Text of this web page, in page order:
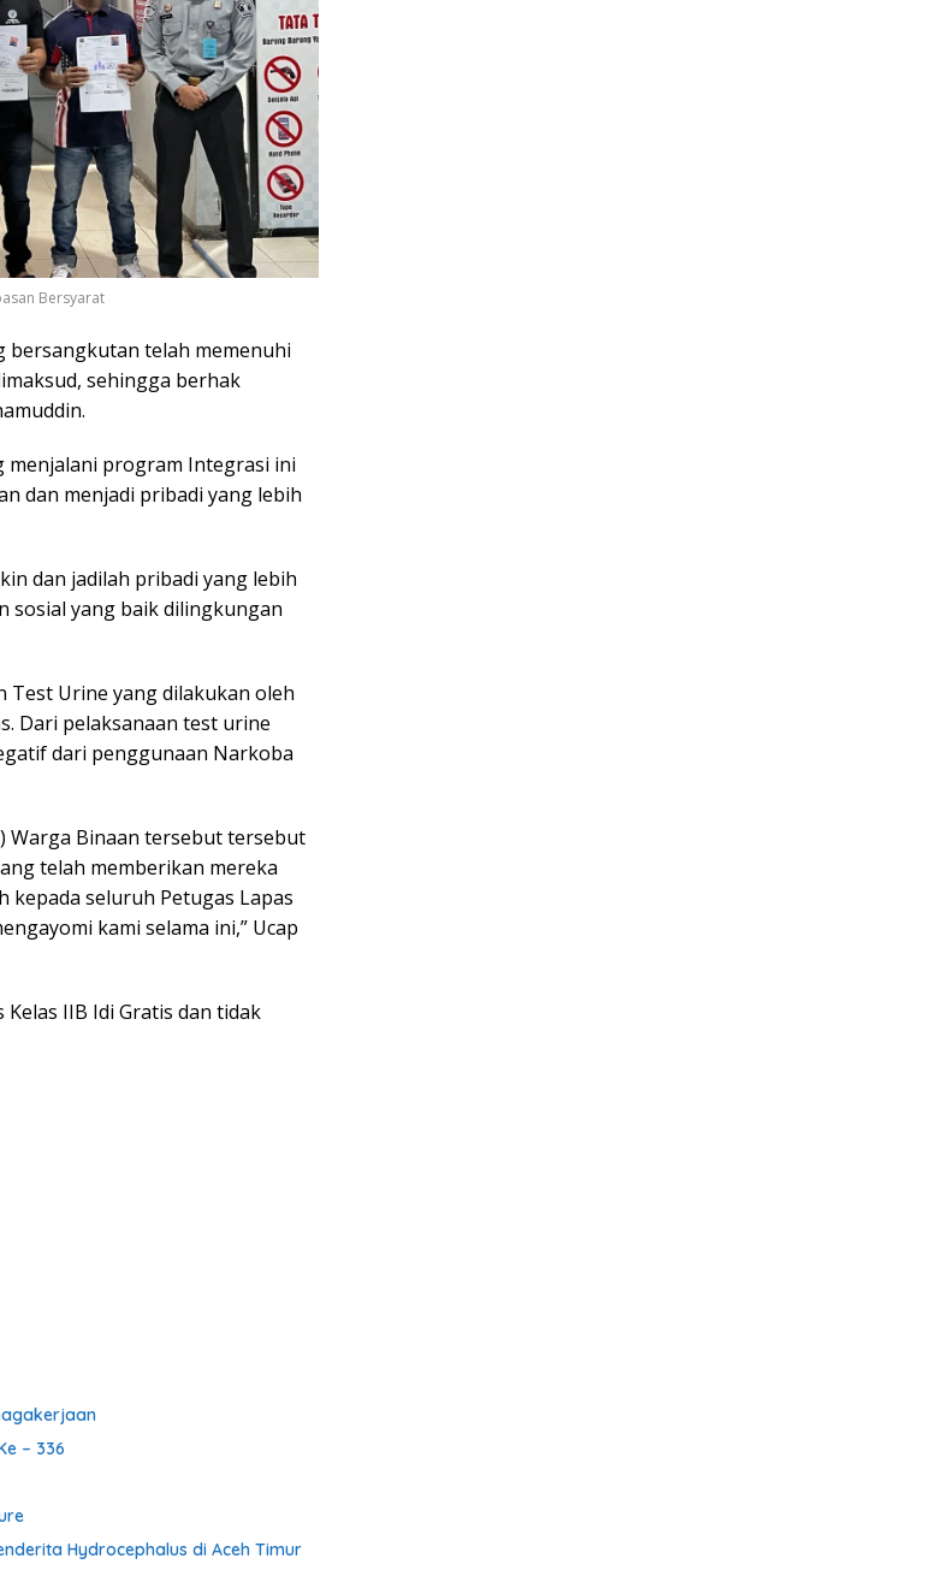
Bersyarat
bersangkutan telah memenuhi
sehingga berhak
menjalani program Integrasi ini
dan menjadi pribadi yang lebih
dan jadilah pribadi yang lebih
sosial yang baik dilingkungan
Test Urine yang dilakukan oleh
Dari pelaksanaan test urine
dari penggunaan Narkoba
Warga Binaan tersebut tersebut
telah memberikan mereka
kepada seluruh Petugas Lapas
kami selama ini,” Ucap
IIB Idi Gratis dan tidak
– 336
Hydrocephalus di Aceh Timur